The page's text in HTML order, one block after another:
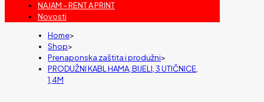
NAJAM – RENT A PRINT
Novosti
Home>
Shop>
Prenaponska zaštita i produžni>
PRODUŽNI KABL HAMA, BIJELI, 3 UTIČNICE,
1,4M